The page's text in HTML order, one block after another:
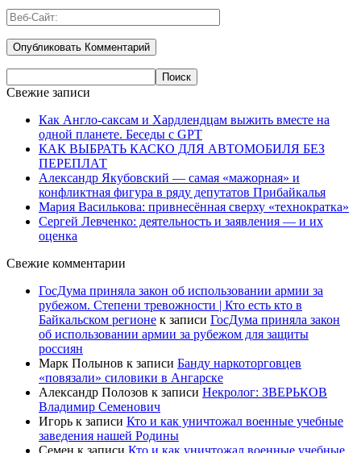
Свежие записи
Как Англо-саксам и Хардлендцам выжить вместе на
одной планете. Беседы с GPT
КАК ВЫБРАТЬ КАСКО ДЛЯ АВТОМОБИЛЯ БЕЗ
ПЕРЕПЛАТ
Александр Якубовский — самая «мажорная» и
конфликтная фигура в ряду депутатов Прибайкалья
Мария Василькова: привнесённая сверху «технократка»
Сергей Левченко: деятельность и заявления — и их
оценка
Свежие комментарии
ГосДума приняла закон об использовании армии за
рубежом. Степени тревожности | Кто есть кто в
Байкальском регионе к записи ГосДума приняла закон
об использовании армии за рубежом для защиты
россиян
Марк Полынов к записи Банду наркоторговцев
«повязали» силовики в Ангарске
Александр Полозов к записи Некролог: ЗВЕРЬКОВ
Владимир Семенович
Игорь к записи Кто и как уничтожал военные учебные
заведения нашей Родины